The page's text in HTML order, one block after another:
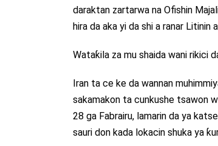
daraktan zartarwa na Ofishin
hira da aka yi da shi a ranar Litinin
Wataƙila za mu shaida wani rikici
Iran ta ce ke da wannan
sakamakon ta cunkushe tsawon
28 ga Fabrairu, lamarin da ya
sauri don kada lokacin shuka ya